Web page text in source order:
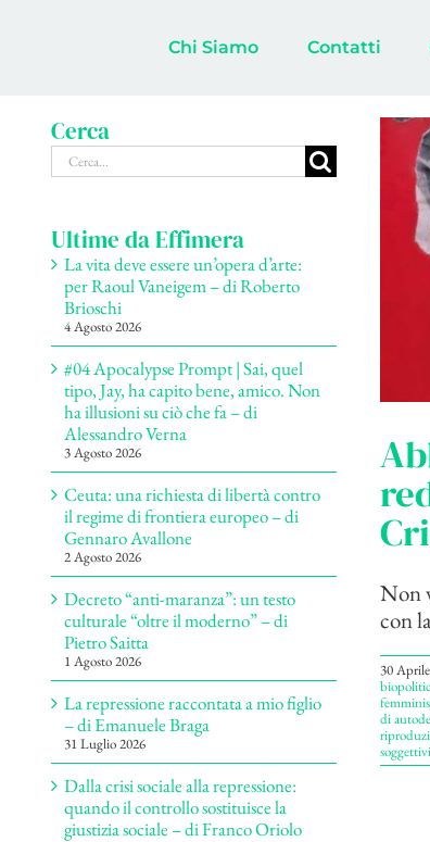
Chi Siamo Contatti
Non
con
30
di
Cerca
Cerca
per:
Ultime da Effimera
La vita deve essere un’opera d’arte:
per Raoul Vaneigem – di Roberto
Brioschi
4 Agosto 2026
#04 Apocalypse Prompt | Sai, quel
tipo, Jay, ha capito bene, amico. Non
ha illusioni su ciò che fa – di
Alessandro Verna
3 Agosto 2026
Ceuta: una richiesta di libertà contro
il regime di frontiera europeo – di
Gennaro Avallone
2 Agosto 2026
Decreto “anti-maranza”: un testo
culturale “oltre il moderno” – di
Pietro Saitta
1 Agosto 2026
La repressione raccontata a mio figlio
– di Emanuele Braga
31 Luglio 2026
Dalla crisi sociale alla repressione:
quando il controllo sostituisce la
giustizia sociale – di Franco Oriolo